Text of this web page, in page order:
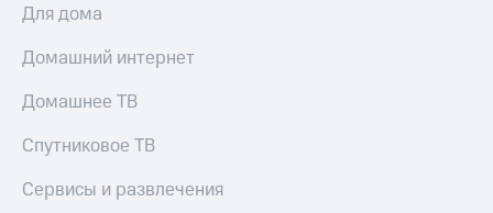
Для дома
Домашний интернет
Домашнее ТВ
Спутниковое ТВ
Сервисы и развлечения